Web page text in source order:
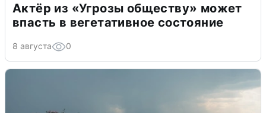
Актёр из «Угрозы обществу» может
впасть в вегетативное состояние
8 августа 0